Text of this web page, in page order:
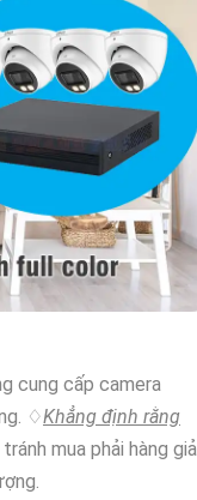
cung cấp camera
♢Khẳng định rằng
mua phải hàng giả